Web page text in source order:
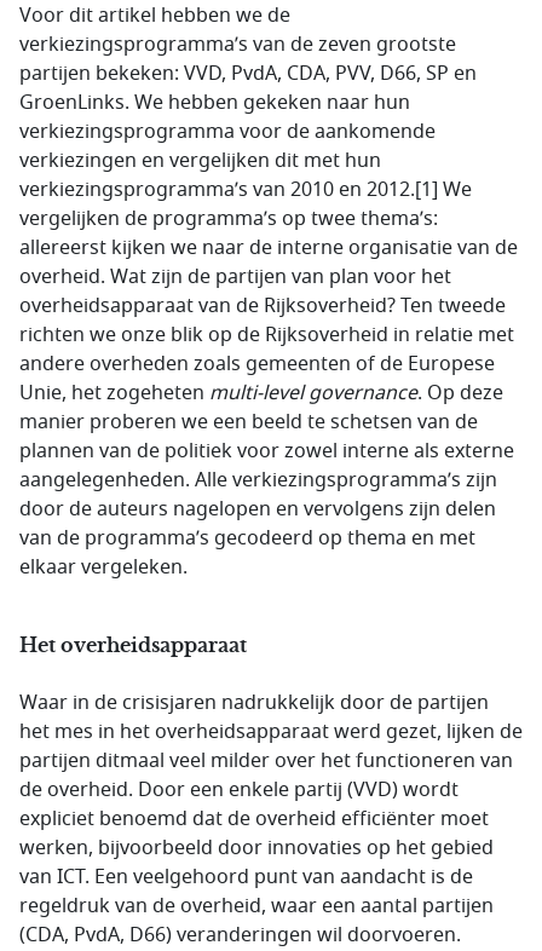
Voor dit artikel hebben we de
verkiezingsprogramma’s van de zeven grootste
partijen bekeken: VVD, PvdA, CDA, PVV, D66, SP en
GroenLinks. We hebben gekeken naar hun
verkiezingsprogramma voor de aankomende
verkiezingen en vergelijken dit met hun
verkiezingsprogramma’s van 2010 en 2012.[1] We
vergelijken de programma’s op twee thema’s:
allereerst kijken we naar de interne organisatie van de
overheid. Wat zijn de partijen van plan voor het
overheidsapparaat van de Rijksoverheid? Ten tweede
richten we onze blik op de Rijksoverheid in relatie met
andere overheden zoals gemeenten of de Europese
Unie, het zogeheten multi-level governance. Op deze
manier proberen we een beeld te schetsen van de
plannen van de politiek voor zowel interne als externe
aangelegenheden. Alle verkiezingsprogramma’s zijn
door de auteurs nagelopen en vervolgens zijn delen
van de programma’s gecodeerd op thema en met
elkaar vergeleken.
Het overheidsapparaat
Waar in de crisisjaren nadrukkelijk door de partijen
het mes in het overheidsapparaat werd gezet, lijken de
partijen ditmaal veel milder over het functioneren van
de overheid. Door een enkele partij (VVD) wordt
expliciet benoemd dat de overheid efficiënter moet
werken, bijvoorbeeld door innovaties op het gebied
van ICT. Een veelgehoord punt van aandacht is de
regeldruk van de overheid, waar een aantal partijen
(CDA, PvdA, D66) veranderingen wil doorvoeren.